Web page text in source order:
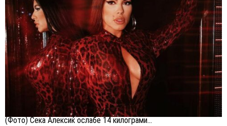
(Фото) Сека Алексиќ ослабе 14 килограми...